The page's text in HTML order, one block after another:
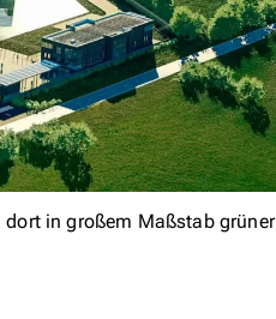
in großem Maßstab grüner